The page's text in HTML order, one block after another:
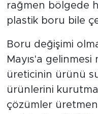
rağmen bölgede
plastik boru bile
Boru değişimi
Mayıs'a
üreticinin ürünü
ürünlerini
çözümler